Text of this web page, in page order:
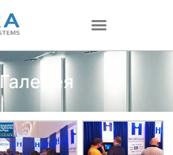
Галерея